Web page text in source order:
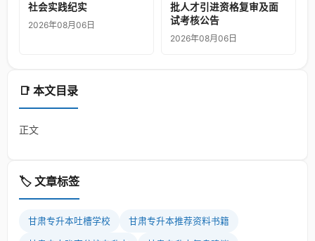
📑 本文目录
正文
🏷️ 文章标签
甘肃专升本吐槽学校 甘肃专升本推荐资料书籍
社会实践纪实
2026年08月06日
批人才引进资格复审及面
试考核公告
2026年08月06日